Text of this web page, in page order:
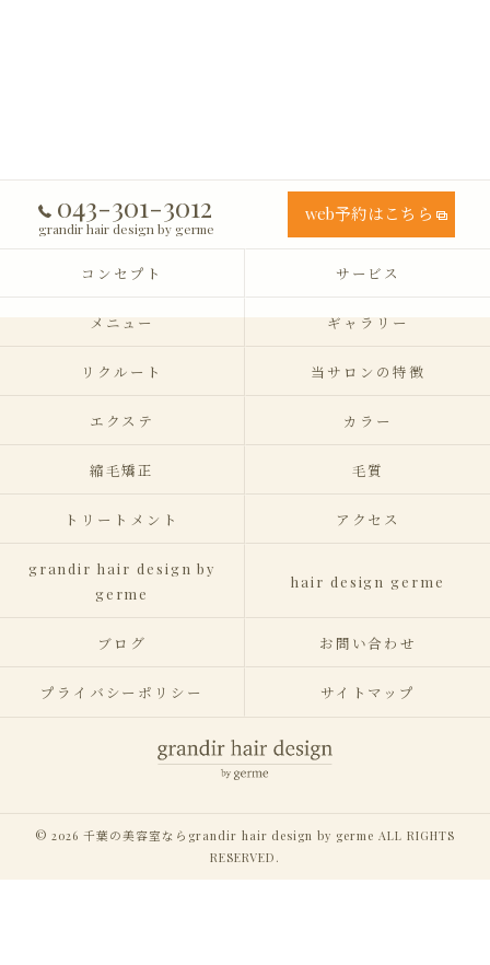
043-301-3012
grandir hair design by germe
web予約はこちら
コンセプト サービス
メニュー ギャラリー
リクルート 当サロンの特徴
エクステ カラー
縮毛矯正 毛質
トリートメント アクセス
grandir hair design by
germe
hair design germe
ブログ お問い合わせ
プライバシーポリシー サイトマップ
© 2026 千葉の美容室ならgrandir hair design by germe ALL RIGHTS
RESERVED.